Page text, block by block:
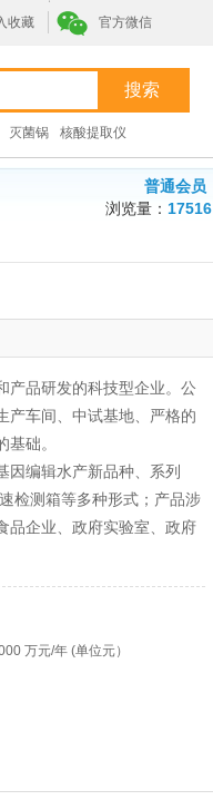
收藏 官方微信
灭菌锅 核酸提取仪
普通会员
浏览量： 17516
产品研发的科技型企业。公
车间、中试基地、严格的
础。
因编辑水产新品种、系列
检测箱等多种形式；产品涉
品企业、政府实验室、政府
万元/年 (单位元）